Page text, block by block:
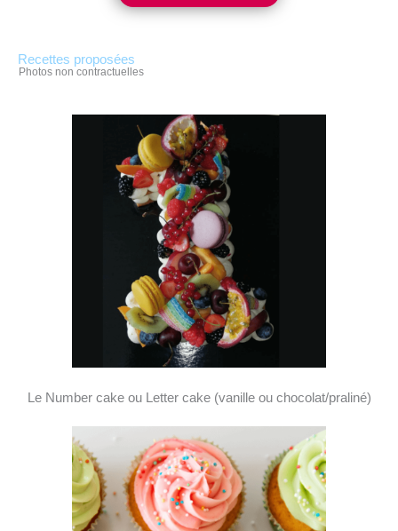
Recettes proposées
Photos non contractuelles
Le Number cake ou Letter cake (vanille ou chocolat/praliné)